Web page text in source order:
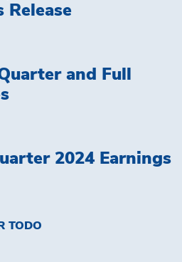
Release
and Full
2024 Earnings
TODO